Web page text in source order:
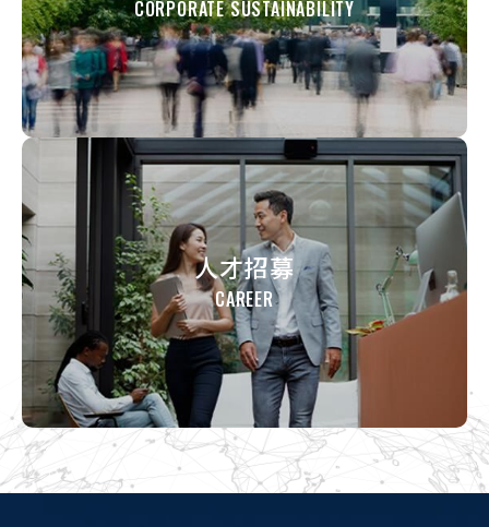
CORPORATE SUSTAINABILITY
人才招募
CAREER